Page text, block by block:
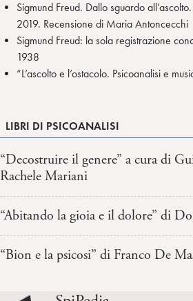
Sigmund Freud. Dallo sguardo
2019. Recensione di Maria Antoncecchi
Sigmund Freud: la sola registrazione
1938
“L’ascolto e l’ostacolo. Psicoanalisi e
LIBRI DI PSICOANALISI
“Decostruire il genere” a cura di
Rachele Mariani
“Abitando la gioia e il dolore” di
“Bion e la psicosi” di Franco De